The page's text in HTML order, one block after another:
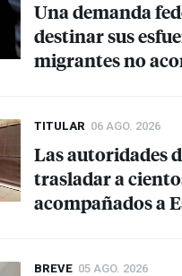
Una demanda
destinar sus
migrantes no
TITULAR 06 AGO. 2026
Las autoridades
trasladar a
acompañados a
BREVE 05 AGO. 2026